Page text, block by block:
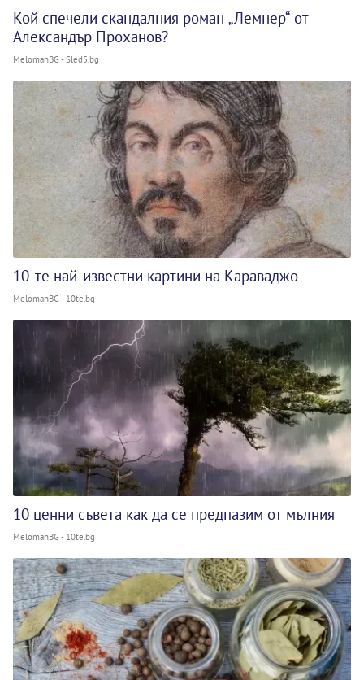
Кой спечели скандалния роман „Лемнер“ от
Александър Проханов?
MelomanBG - Sled5.bg
10-те най-известни картини на Караваджо
MelomanBG - 10te.bg
10 ценни съвета как да се предпазим от мълния
MelomanBG - 10te.bg